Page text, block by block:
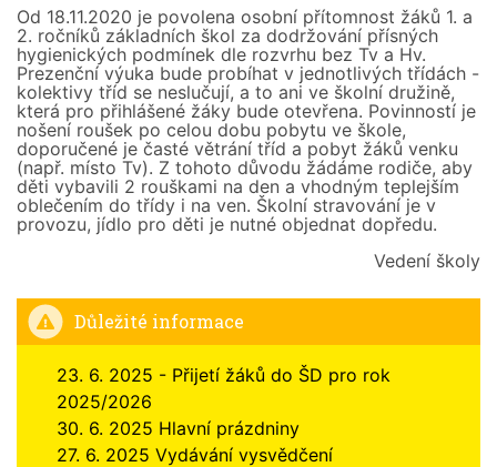
Od 18.11.2020 je povolena osobní přítomnost žáků 1. a
2. ročníků základních škol za dodržování přísných
hygienických podmínek dle rozvrhu bez Tv a Hv.
Prezenční výuka bude probíhat v jednotlivých třídách -
kolektivy tříd se neslučují, a to ani ve školní družině,
která pro přihlášené žáky bude otevřena. Povinností je
nošení roušek po celou dobu pobytu ve škole,
doporučené je časté větrání tříd a pobyt žáků venku
(např. místo Tv). Z tohoto důvodu žádáme rodiče, aby
děti vybavili 2 rouškami na den a vhodným teplejším
oblečením do třídy i na ven. Školní stravování je v
provozu, jídlo pro děti je nutné objednat dopředu.
Vedení školy
Důležité informace
23. 6. 2025 - Přijetí žáků do ŠD pro rok
2025/2026
30. 6. 2025 Hlavní prázdniny
27. 6. 2025 Vydávání vysvědčení